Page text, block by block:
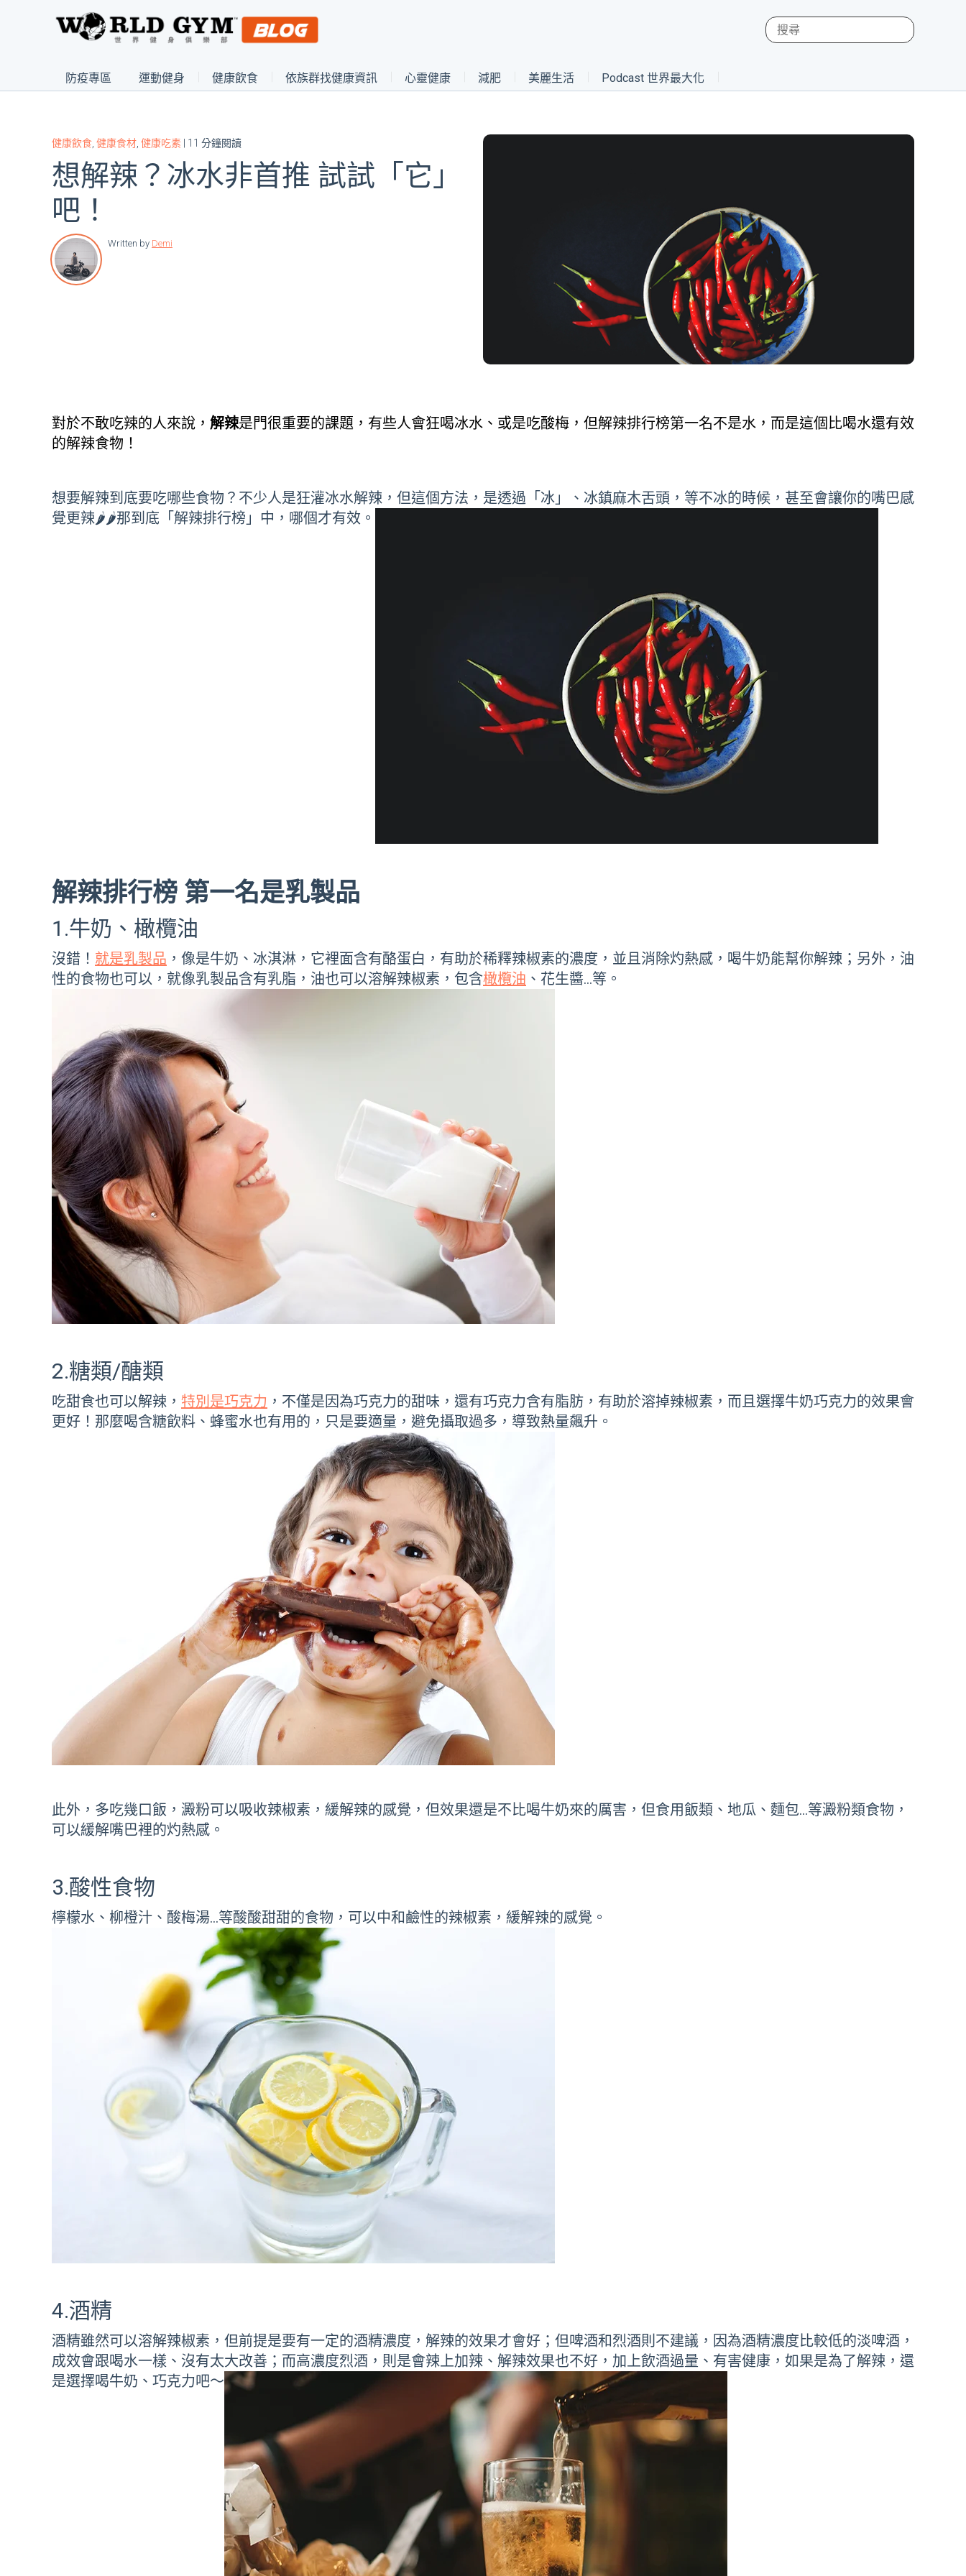
防疫專區 運動健身 健康飲食 依族群找健康資訊 心靈健康 減肥 美麗生活 Podcast 世界最大化
健康飲食 健康食材 健康吃素 | 11 分鐘閱讀
想解辣？冰水非首推 試試「它」
吧！
Written by Demi
對於不敢吃辣的人來說， 解辣是門很重要的課題，有些人會狂喝冰水、或是吃酸梅，但解辣排行榜第一名不是水，而是這個比喝水還有效
的解辣食物！
想要解辣到底要吃哪些食物？不少人是狂灌冰水解辣，但這個方法，是透過「冰」、冰鎮麻木舌頭，等不冰的時候，甚至會讓你的嘴巴感
覺更辣🌶️🌶️那到底「解辣排行榜」中，哪個才有效。
解辣排行榜 第一名是乳製品
1.牛奶、橄欖油
沒錯！ 就是乳製品 ，像是牛奶、冰淇淋，它裡面含有酪蛋白，有助於稀釋辣椒素的濃度，並且消除灼熱感，喝牛奶能幫你解辣；另外，油
性的食物也可以，就像乳製品含有乳脂，油也可以溶解辣椒素，包含橄欖油 、花生醬…等。
2.糖類/醣類
吃甜食也可以解辣， 特別是巧克力 ，不僅是因為巧克力的甜味，還有巧克力含有脂肪，有助於溶掉辣椒素，而且選擇牛奶巧克力的效果會
更好！那麼喝含糖飲料、蜂蜜水也有用的，只是要適量，避免攝取過多，導致熱量飆升。
此外，多吃幾口飯，澱粉可以吸收辣椒素，緩解辣的感覺，但效果還是不比喝牛奶來的厲害，但食用飯類、地瓜、麵包…等澱粉類食物，
可以緩解嘴巴裡的灼熱感。
3.酸性食物
檸檬水、柳橙汁、酸梅湯…等酸酸甜甜的食物，可以中和鹼性的辣椒素，緩解辣的感覺。
4.酒精
酒精雖然可以溶解辣椒素，但前提是要有一定的酒精濃度，解辣的效果才會好；但啤酒和烈酒則不建議，因為酒精濃度比較低的淡啤酒，
成效會跟喝水一樣、沒有太大改善；而高濃度烈酒，則是會辣上加辣、解辣效果也不好，加上飲酒過量、有害健康，如果是為了解辣，還
是選擇喝牛奶、巧克力吧～